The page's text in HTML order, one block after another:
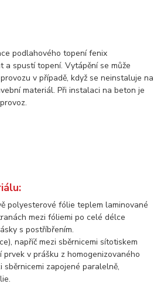
a spustí topení. Vytápění se může
v případě, když se neinstaluje na
materiál. Při instalaci na beton je
polyesterové fólie teplem laminované
mezi fóliemi po celé délce
s postříbřením.
napříč mezi sběrnicemi sítotiskem
prvek v prášku z homogenizovaného
sběrnicemi zapojené paralelně,